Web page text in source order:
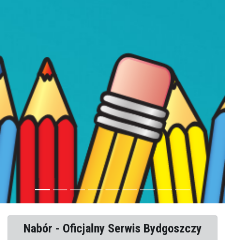
Nabór - Oficjalny Serwis Bydgoszczy